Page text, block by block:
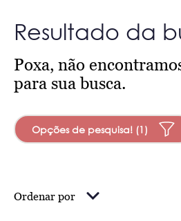
Resultado da
Poxa, não
para sua busca.
Opções de pesquisa! (1)
Ordenar por